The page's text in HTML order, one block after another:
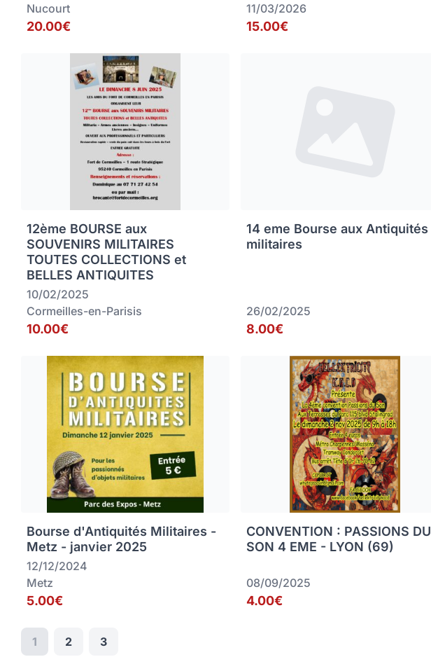
Nucourt
20.00€
11/03/2026
15.00€
12ème BOURSE aux
SOUVENIRS MILITAIRES
TOUTES COLLECTIONS et
BELLES ANTIQUITES
10/02/2025
Cormeilles-en-Parisis
10.00€
14 eme Bourse aux Antiquités
militaires
26/02/2025
8.00€
Bourse d'Antiquités Militaires -
Metz - janvier 2025
12/12/2024
Metz
5.00€
CONVENTION : PASSIONS DU
SON 4 EME - LYON (69)
08/09/2025
4.00€
1 2 3